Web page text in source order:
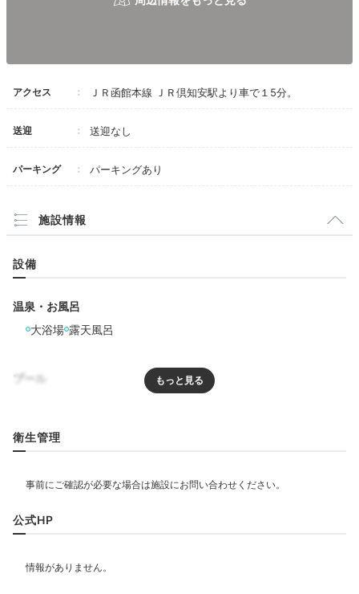
アクセス ＪＲ函館本線 ＪＲ倶知安駅より車で１5分。
送迎 送迎なし
パーキング パーキングあり
施設情報
設備
温泉・お風呂
大浴場 露天風呂
プール
リラクゼーション
衛生管理
公式HP